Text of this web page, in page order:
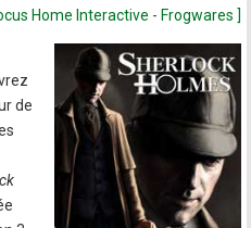
Home Interactive - Frogwares ]
de